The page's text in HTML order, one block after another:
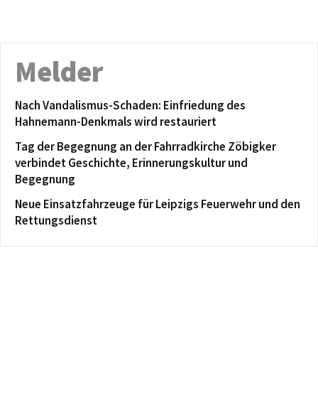
Melder
Nach Vandalismus-Schaden: Einfriedung des
Hahnemann-Denkmals wird restauriert
Tag der Begegnung an der Fahrradkirche Zöbigker
verbindet Geschichte, Erinnerungskultur und
Begegnung
Neue Einsatzfahrzeuge für Leipzigs Feuerwehr und den
Rettungsdienst